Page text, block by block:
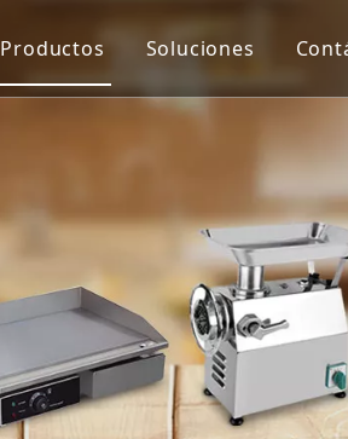
Productos
Equipo de protección y virus de
Extractor de jugo
Equipo de panadería
Equipo de cocina
Soluciones